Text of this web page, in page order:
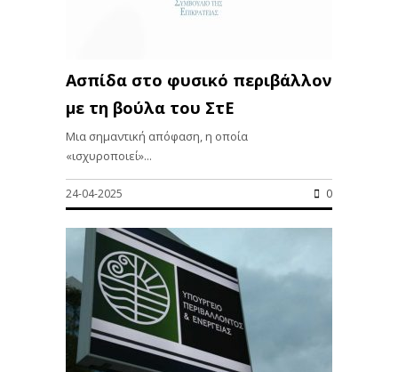
Ασπίδα στο φυσικό περιβάλλον
με τη βούλα του ΣτΕ
Μια σημαντική απόφαση, η οποία
«ισχυροποιεί»...
24-04-2025 0